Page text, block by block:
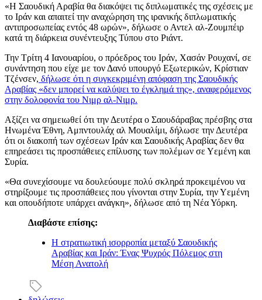
«Η Σαουδική Αραβία θα διακόψει τις διπλωματικές της σχέσεις με
το Ιράν και απαιτεί την αναχώρηση της ιρανικής διπλωματικής
αντιπροσωπείας εντός 48 ωρών», δήλωσε ο Αντελ αλ-Ζουμπέιρ
κατά τη διάρκεια συνέντευξης Τύπου στο Ριάντ.
Την Τρίτη 4 Ιανουαρίου, ο πρόεδρος του Ιράν, Χασάν Ρουχανί, σε
συνάντηση που είχε με τον Δανό υπουργό Εξωτερικών, Κρίστιαν
Τζένσεν, δήλωσε ότι η συγκεκριμένη απόφαση της Σαουδικής
Αραβίας «δεν μπορεί να καλύψει το έγκλημά της», αναφερόμενος
στην δολοφονία του Νιμρ αλ-Νιμρ.
Αξίζει να σημειωθεί ότι την Δευτέρα ο Σαουδάραβας πρέσβης στα
Ηνωμένα Έθνη, Αμπντουλάχ αλ Μουαλίμι, δήλωσε την Δευτέρα
ότι οι διακοπή των σχέσεων Ιράν και Σαουδικής Αραβίας δεν θα
επηρεάσει τις προσπάθειες επίλυσης των πολέμων σε Υεμένη και
Συρία.
«Θα συνεχίσουμε να δουλεύουμε πολύ σκληρά προκειμένου να
στηρίξουμε τις προσπάθειες που γίνονται στην Συρία, την Υεμένη
και οπουδήποτε υπάρχει ανάγκη», δήλωσε από τη Νέα Υόρκη.
Διαβάστε επίσης:
Η στρατιωτική ισορροπία μεταξύ Σαουδικής
Αραβίας και Ιράν: Ένας Ψυχρός Πόλεμος στη
Μέση Ανατολή